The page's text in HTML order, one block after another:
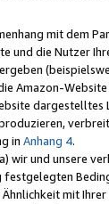
mit dem
und die Nutzer
Amazon-
in Anhang 4.
wir und unsere
festgelegten
mit